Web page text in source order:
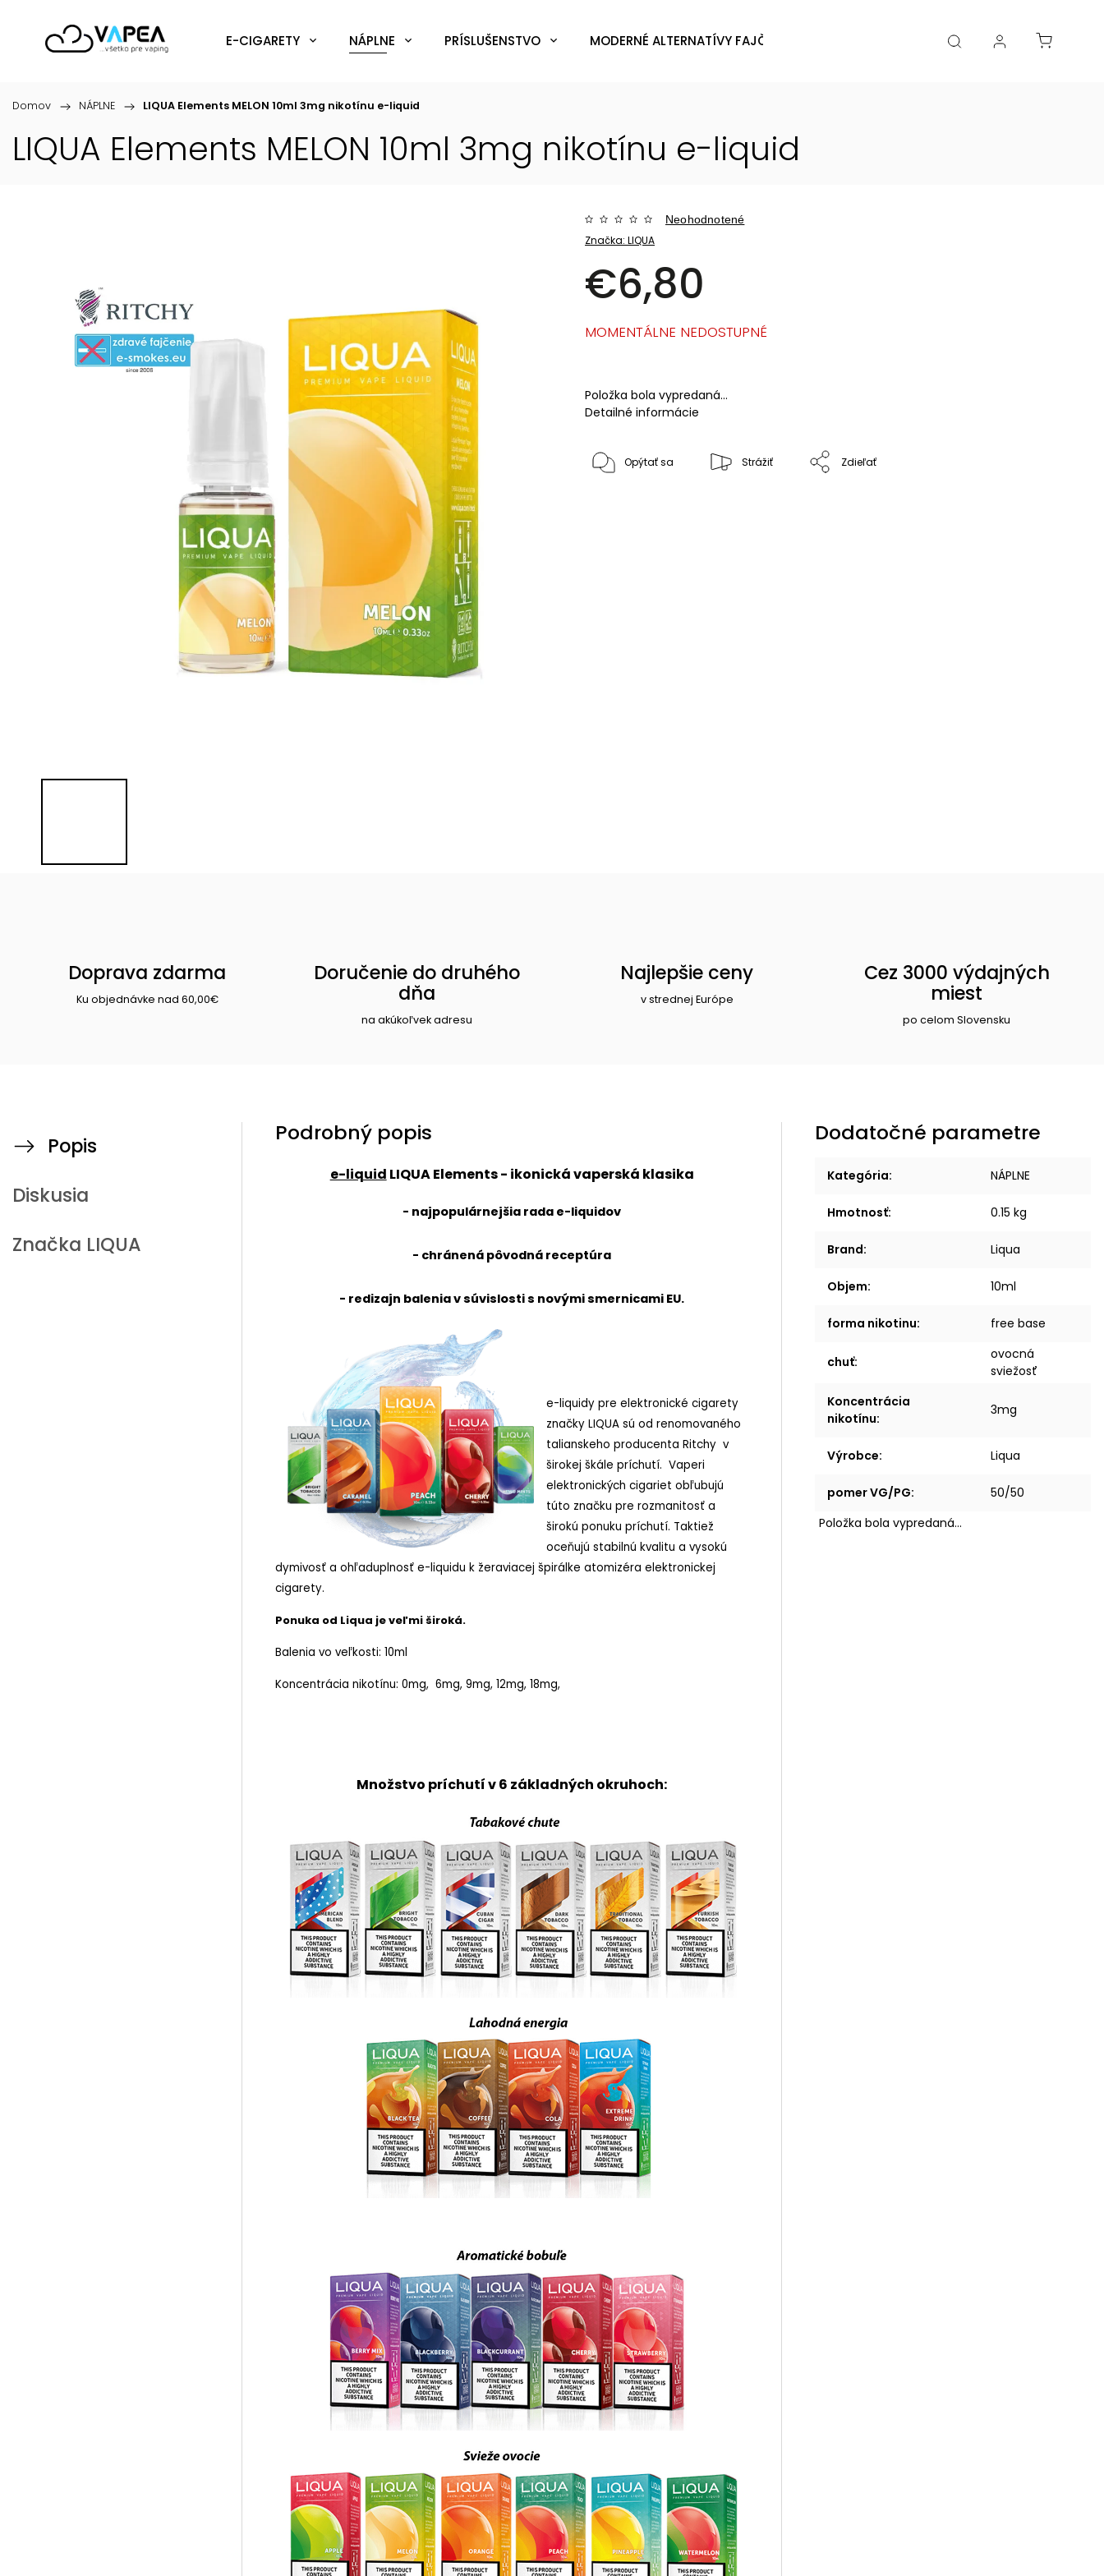
E-CIGARETY NÁPLNE PRÍSLUŠENSTVO MODERNÉ ALTERNATÍVY FAJČENIA DOPLNKY Značky
Domov / NÁPLNE / LIQUA Elements MELON 10ml 3mg nikotínu e-liquid
LIQUA Elements MELON 10ml 3mg nikotínu e-liquid
Značka:LIQUA
Neohodnotené
€6,80
Položka bola vypredaná…
MOMENTÁLNE NEDOSTUPNÉ
Detailné informácie
Opýtať sa Strážiť Zdieľať
Doprava zdarma
Ku objednávke nad 60,00€
Doručenie do druhého
dňa
na akúkoľvek adresu
Najlepšie ceny
v strednej Európe
Cez 3000 výdajných
miest
po celom Slovensku
Popis
Diskusia
Značka LIQUA
Podrobný popis
e-liquid LIQUA Elements- ikonická vaperská klasika
- najpopulárnejšia rada e-liquidov
- chránená pôvodná receptúra
- redizajn balenia v súvislosti s novými smernicami EU.
e-liquidy pre elektronické cigarety
značky LIQUA sú od renomovaného
talianskeho producenta Ritchy v
širokej škále príchutí. Vaperi
elektronických cigariet obľubujú
túto značku pre rozmanitosť a
širokú ponuku príchutí. Taktiež
oceňujú stabilnú kvalitu a vysokú
dymivosť a ohľaduplnosť e-liquidu k žeraviacej špirálke atomizéra elektronickej
cigarety.
Ponuka od Liqua je veľmi široká.
Balenia vo veľkosti: 10ml
Koncentrácia nikotínu: 0mg, 6mg, 9mg, 12mg, 18mg,
Množstvo príchutí v 6 základných okruhoch:
Dodatočné parametre
Kategória: NÁPLNE
Hmotnosť: 0.15 kg
Brand: Liqua
Objem: 10ml
forma nikotinu: free base
chuť:
ovocná
sviežosť
Koncentrácia
nikotínu:
3mg
Výrobce: Liqua
pomer VG/PG:
50/50
Položka bola vypredaná…